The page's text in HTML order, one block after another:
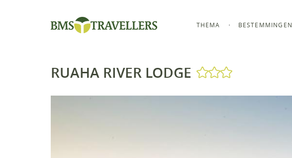
THEMA BESTEMMINGEN
RUAHA RIVER LODGE